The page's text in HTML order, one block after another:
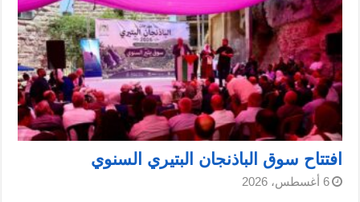
افتتاح سوق الباذنجان البتيري السنوي
6 أغسطس، 2026